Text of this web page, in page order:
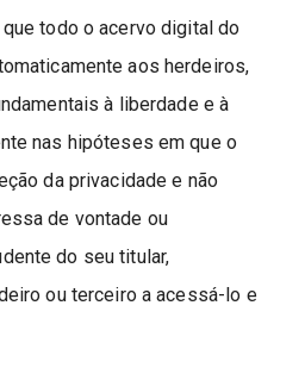
todo o acervo digital do
aos herdeiros,
à liberdade e à
nas hipóteses em que o
da privacidade e não
de vontade ou
do seu titular,
ou terceiro a acessá-lo e